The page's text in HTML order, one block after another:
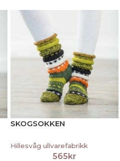
SKOGSOKKEN
Hillesvåg ullvarefabrikk
565kr